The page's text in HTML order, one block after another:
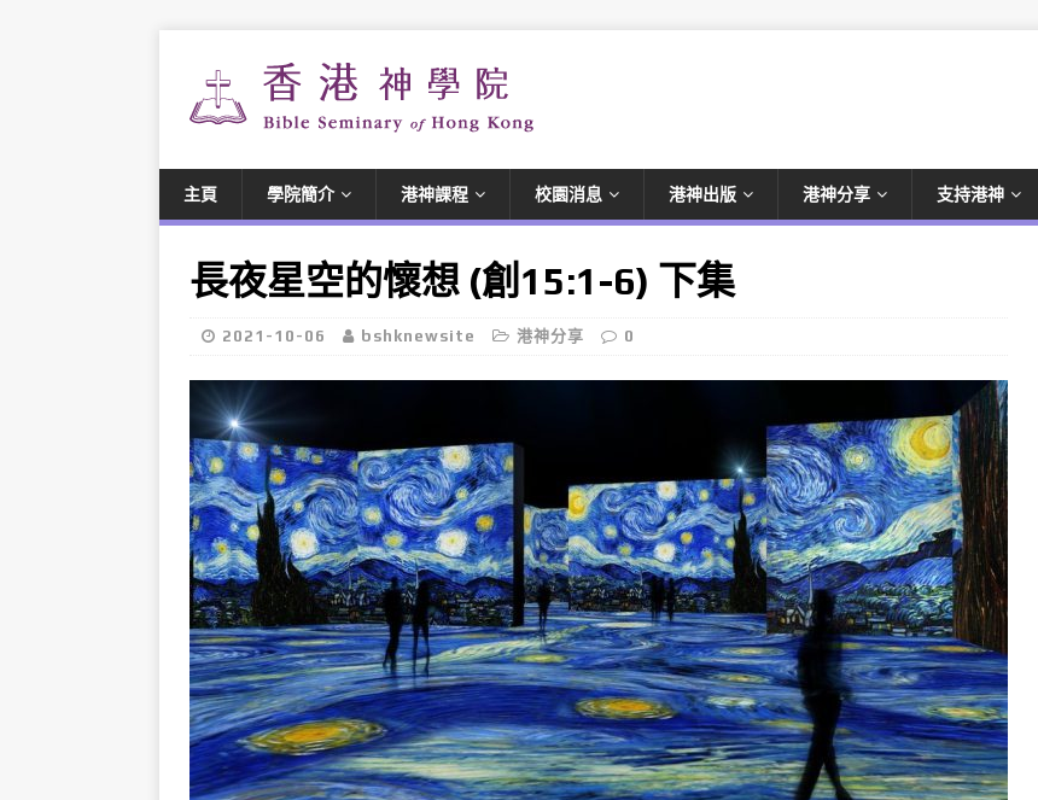
主頁 學院簡介 港神課程 校園消息 港神出版 港神分享 支持港神
長夜星空的懷想 (創15:1-6) 下集
2021-10-06 bshknewsite 港神分享 0